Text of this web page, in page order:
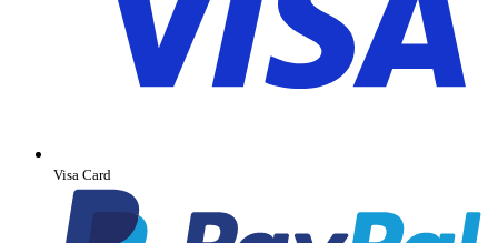
Visa Card